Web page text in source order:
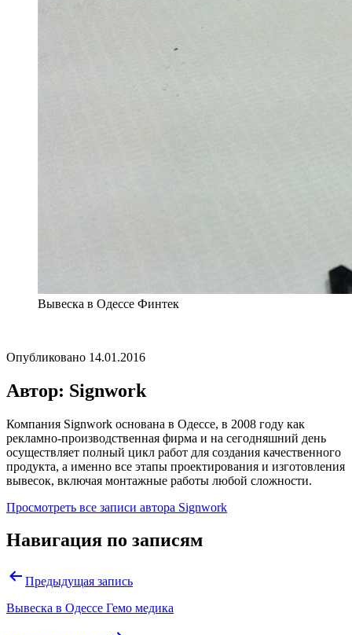
Вывеска в Одессе Финтек
Опубликовано 14.01.2016
Автор: Signwork
Компания Signwork основана в Одессе, в 2008 году как
рекламно-производственная фирма и на сегодняшний день
осуществляет полный цикл работ для создания качественного
продукта, а именно все этапы проектирования и изготовления
вывесок, включая монтажные работы любой сложности.
Просмотреть все записи автора Signwork
Навигация по записям
Предыдущая запись
Вывеска в Одессе Гемо медика